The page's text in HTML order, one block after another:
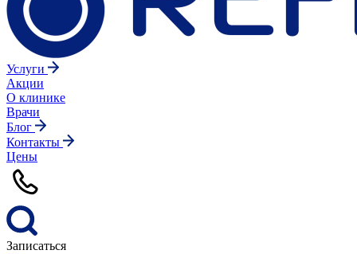
Услуги
Акции
О клинике
Врачи
Блог
Контакты
Цены
Записаться